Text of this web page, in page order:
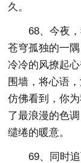
久。
68、今夜
苍穹孤独的一
冷冷的风撩起
围墙，将心语
仿佛看到，你
了最浪漫的色
缱绻的暖意。
69、同时